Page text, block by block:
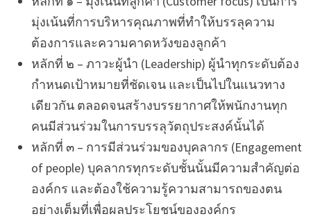
มุ่งเน้นที่การบริหารคุณภาพที่ทำให้บรรลุความ
ต้องการและความคาดหวังของลูกค้า
หลักที่ ๒ – ภาวะผู้นำ (Leadership) ผู้นำทุกระดับต้อง
กำหนดเป้าหมายที่ชัดเจน และเป็นไปในแนวทาง
เดียวกัน ตลอดจนสร้างบรรยากาศให้พนักงานทุก
คนมีส่วนร่วมในการบรรลุวัตถุประสงค์นั้นได้
หลักที่ ๓ – การมีส่วนร่วมของบุคลากร (Engagement
of people) บุคลากรทุกระดับชั้นนั้นมีความสำคัญต่อ
องค์กร และต้องใช้ความรู้ความสามารถของตน
อย่างเต็มที่เพื่อผลประโยชน์ขององค์กร